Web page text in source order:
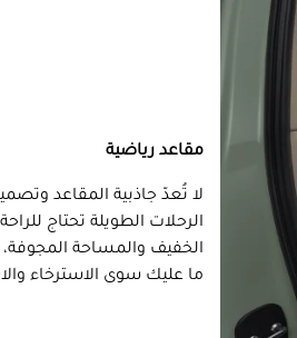
مقاعد رياضية
لا تُعدّ جاذبية المقاعد
الرحلات الطويلة تحتاج
الخفيف والمساحة
ما عليك سوى الاسترخاء